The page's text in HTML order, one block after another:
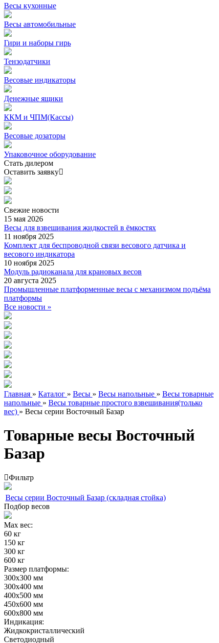
Весы кухонные
Весы автомобильные
Гири и наборы гирь
Тензодатчики
Весовые индикаторы
Денежные ящики
ККМ и ЧПМ(Кассы)
Весовые дозаторы
Упаковочное оборудование
Стать дилером
Оставить заявку
Свежие новости
15 мая 2026
Весы для взвешивания жидкостей в ёмкостях
11 ноября 2025
Комплект для беспроводной связи весового датчика и
весового индикатора
10 ноября 2025
Модуль радиоканала для крановых весов
20 августа 2025
Промышленные платформенные весы с механизмом подъёма
платформы
Все новости »
Главная » Каталог » Весы » Весы напольные » Весы товарные
напольные » Весы товарные простого взвешивания(только
вес) » Весы серии Восточный Базар
Товарные весы Восточный
Базар
Фильтр
Весы серии Восточный Базар (складная стойка)
Подбор весов
Max вес:
60 кг
150 кг
300 кг
600 кг
Размер платформы:
300х300 мм
300х400 мм
400х500 мм
450х600 мм
600х800 мм
Индикация:
Жидкокристаллический
Светодиодный